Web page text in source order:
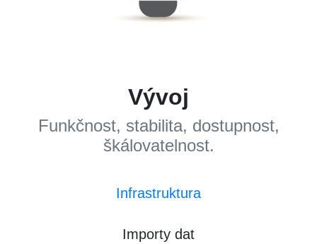
Vývoj
Funkčnost, stabilita, dostupnost,
škálovatelnost.
Infrastruktura
Importy dat